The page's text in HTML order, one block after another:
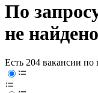
По
не найдено
Есть 204 вакансии